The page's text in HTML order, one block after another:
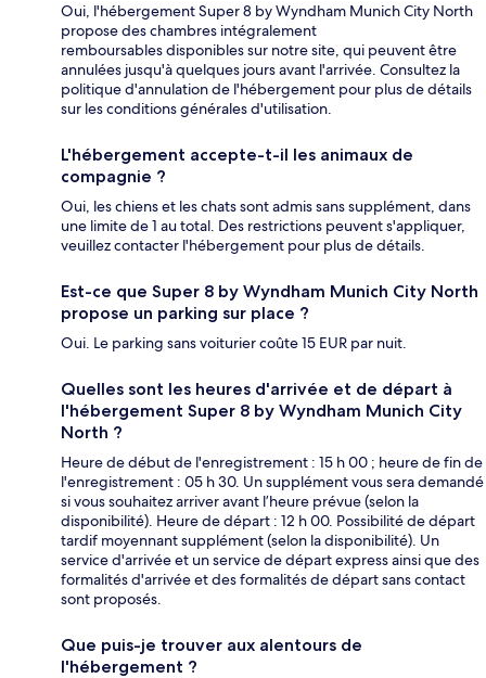
Oui, l'hébergement Super 8 by Wyndham Munich City North
propose des chambres intégralement
remboursables disponibles sur notre site, qui peuvent être
annulées jusqu'à quelques jours avant l'arrivée. Consultez la
politique d'annulation de l'hébergement pour plus de détails
sur les conditions générales d'utilisation.
L'hébergement accepte-t-il les animaux de
compagnie ?
Oui, les chiens et les chats sont admis sans supplément, dans
une limite de 1 au total. Des restrictions peuvent s'appliquer,
veuillez contacter l'hébergement pour plus de détails.
Est-ce que Super 8 by Wyndham Munich City North
propose un parking sur place ?
Oui. Le parking sans voiturier coûte 15 EUR par nuit.
Quelles sont les heures d'arrivée et de départ à
l'hébergement Super 8 by Wyndham Munich City
North ?
Heure de début de l'enregistrement : 15 h 00 ; heure de fin de
l'enregistrement : 05 h 30. Un supplément vous sera demandé
si vous souhaitez arriver avant l’heure prévue (selon la
disponibilité). Heure de départ : 12 h 00. Possibilité de départ
tardif moyennant supplément (selon la disponibilité). Un
service d'arrivée et un service de départ express ainsi que des
formalités d'arrivée et des formalités de départ sans contact
sont proposés.
Que puis-je trouver aux alentours de
l'hébergement ?